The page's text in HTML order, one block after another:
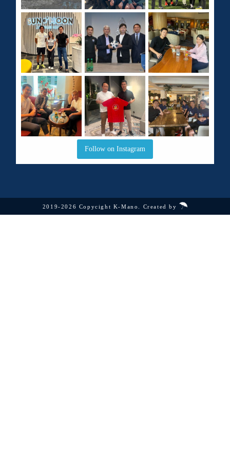
Follow on Instagram
2019-2026 Copycight K-Mano. Created by